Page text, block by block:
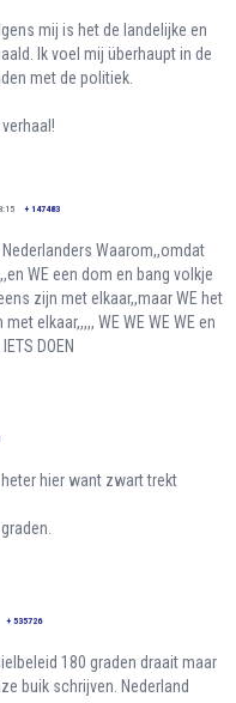
mij is het de landelijke en
Ik voel mij überhaupt in de
met de politiek.
+ 147483
Waarom,,omdat
WE een dom en bang volkje
zijn met elkaar,,maar WE het
elkaar,,,,, WE WE WE WE en
DOEN
hier want zwart trekt
+ 535726
180 graden draait maar
buik schrijven. Nederland